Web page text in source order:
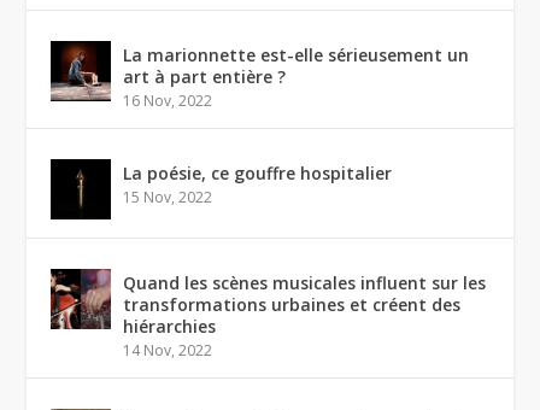
La marionnette est-elle sérieusement un
art à part entière ?
16 Nov, 2022
La poésie, ce gouffre hospitalier
15 Nov, 2022
Quand les scènes musicales influent sur les
transformations urbaines et créent des
hiérarchies
14 Nov, 2022